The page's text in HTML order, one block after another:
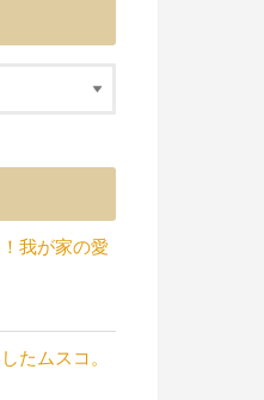
我が家の愛
たムスコ。